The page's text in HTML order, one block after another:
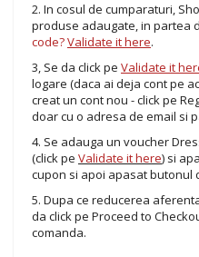
2. In cosul de cumparaturi,
produse adaugate, in partea
code?Validate it here.
3, Se da click pe Validate it
logare (daca ai deja cont pe
creat un cont nou - click pe
doar cu o adresa de email si
4. Se adauga un voucher
(click pe Validate it here) si
cupon si apoi apasat butonul
5. Dupa ce reducerea
da click pe Proceed to
comanda.